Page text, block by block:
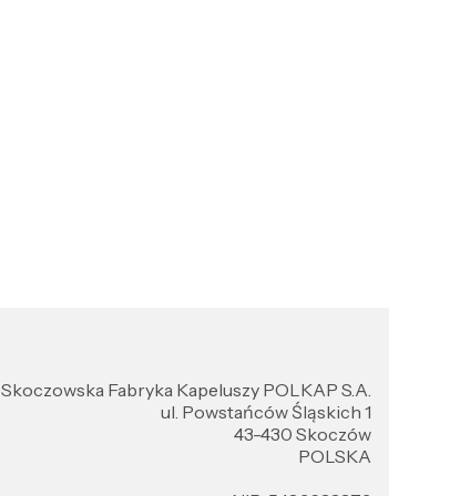
Skoczowska Fabryka Kapeluszy POLKAP S.A.
ul. Powstańców Śląskich 1
43-430 Skoczów
POLSKA